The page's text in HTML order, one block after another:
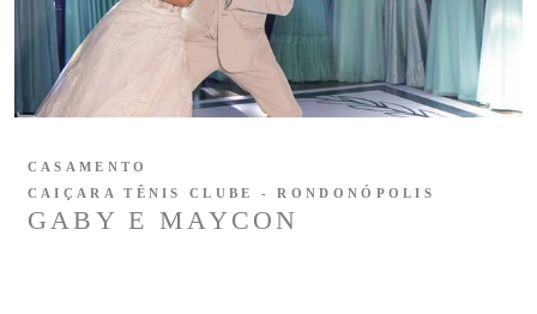
GABY E MAYCON
CASAMENTO
CAIÇARA TÊNIS CLUBE - RONDONÓPOLIS